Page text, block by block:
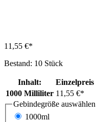
11,55 €*
Bestand: 10 Stück
Inhalt: Einzelpreis
1000 Milliliter 11,55 €*
Gebindegröße auswählen
1000ml